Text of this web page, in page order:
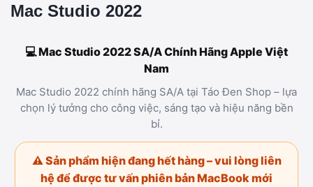
Mac Studio 2022
💻 Mac Studio 2022 SA/A Chính Hãng Apple Việt
Nam
Mac Studio 2022 chính hãng SA/A tại Táo Đen Shop – lựa
chọn lý tưởng cho công việc, sáng tạo và hiệu năng bền
bỉ.
⚠️ Sản phẩm hiện đang hết hàng – vui lòng liên
hệ để được tư vấn phiên bản MacBook mới